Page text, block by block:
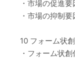
・市場の促進要
・市場の抑制要
10 フォーム状
・フォーム状